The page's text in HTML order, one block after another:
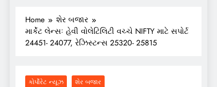
Home
શેર બજાર
માર્કેટ લેન્સઃ હેવી વોલેટિલિટી વચ્ચે NIFTY માટે સપોર્ટ
24451- 24077, રેઝિસ્ટન્સ 25320- 25815
કોર્પોરેટ ન્યૂઝ શેર બજાર